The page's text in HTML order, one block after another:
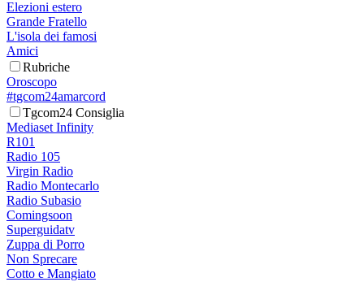
Elezioni estero
Grande Fratello
L'isola dei famosi
Amici
Rubriche
Oroscopo
#tgcom24amarcord
Tgcom24 Consiglia
Mediaset Infinity
R101
Radio 105
Virgin Radio
Radio Montecarlo
Radio Subasio
Comingsoon
Superguidatv
Zuppa di Porro
Non Sprecare
Cotto e Mangiato